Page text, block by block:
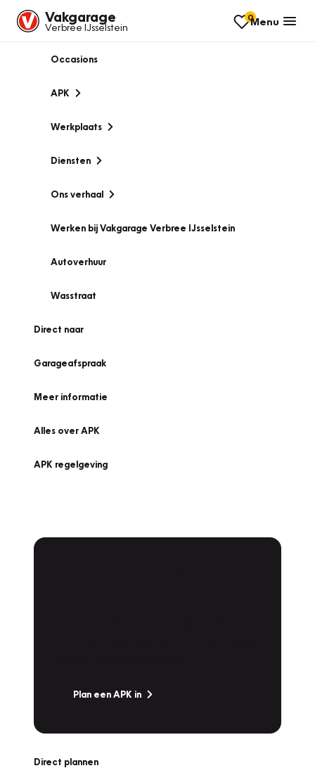
Vakgarage
Verbree IJsselstein
0Menu
Occasions
APK
Werkplaats
Diensten
Ons verhaal
Werken bij Vakgarage Verbree IJsselstein
Autoverhuur
Wasstraat
Direct naar
Garageafspraak
Meer informatie
Alles over APK
APK regelgeving
Plan een APK in
Direct plannen